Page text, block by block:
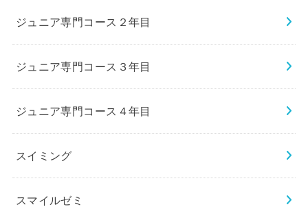
ジュニア専門コース２年目
ジュニア専門コース３年目
ジュニア専門コース４年目
スイミング
スマイルゼミ